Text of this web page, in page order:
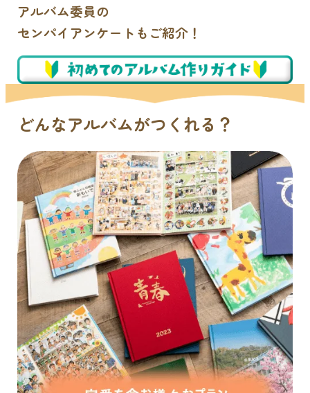
アルバム委員の
センパイアンケートもご紹介！
どんなアルバムがつくれる？